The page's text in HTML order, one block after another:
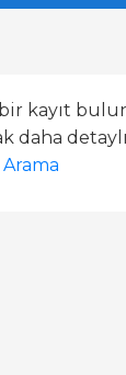
kayıt
daha